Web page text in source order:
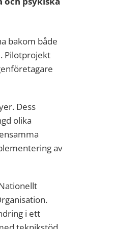
bakom både
Pilotprojekt
Dess
olika
av
i ett